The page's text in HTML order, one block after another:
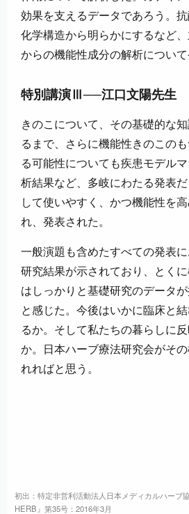
効果を支えるデータであろう。
化学構造から明らかにするなど
からの機能性成分の解析について
特別講演Ⅲ──江口文陽先生
きのこについて、その基礎的な
るまで、さらに機能性きのこの
る可能性についても疾患モデル
析結果など、多岐にわたる発表
して使いやすく、かつ機能性を
れ、発表された。
一般演題も含めたすべての発表
研究結果が示されており、とく
はしっかりと基礎研究のデータ
と感じた。今後はいかに臨床と
るか。そして私たちの暮らしに
か。日本ハーブ療法研究会がそ
れればと思う。
初出：特定非営利活動法人日本メディカルハーブ
HERB』第35号：2016年3月